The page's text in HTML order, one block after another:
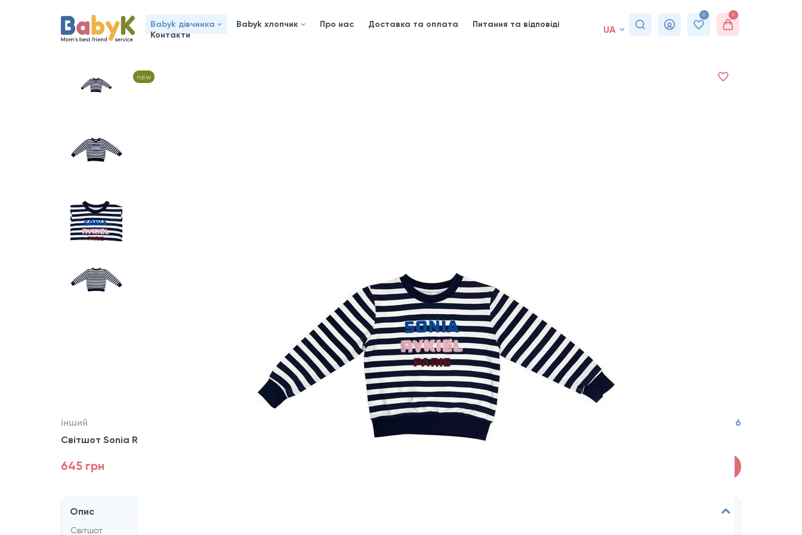
Babyk дівчинка Babyk хлопчик Про нас Доставка та оплата
Питання та відповіді
Контакти
UA
0 0
new
інший
5-6
Світшот Sonia Rykiel
645 грн
Опис
Світшот